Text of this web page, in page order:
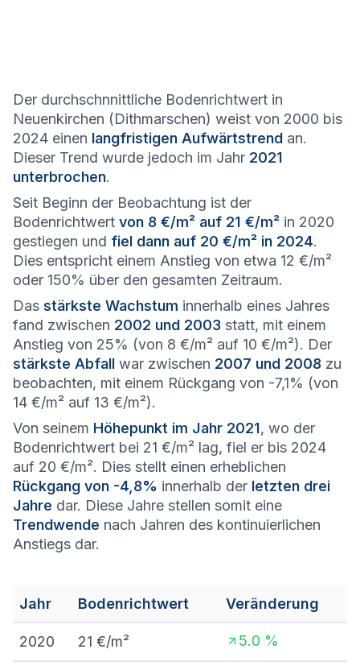
Der durchschnnittliche Bodenrichtwert in
Neuenkirchen (Dithmarschen) weist von 2000 bis
2024 einen langfristigen Aufwärtstrend an.
Dieser Trend wurde jedoch im Jahr 2021
unterbrochen.
Seit Beginn der Beobachtung ist der
Bodenrichtwert von 8 €/m² auf 21 €/m² in 2020
gestiegen und fiel dann auf 20 €/m² in 2024.
Dies entspricht einem Anstieg von etwa 12 €/m²
oder 150% über den gesamten Zeitraum.
Das stärkste Wachstum innerhalb eines Jahres
fand zwischen 2002 und 2003 statt, mit einem
Anstieg von 25% (von 8 €/m² auf 10 €/m²). Der
stärkste Abfall war zwischen 2007 und 2008 zu
beobachten, mit einem Rückgang von -7,1% (von
14 €/m² auf 13 €/m²).
Von seinem Höhepunkt im Jahr 2021, wo der
Bodenrichtwert bei 21 €/m² lag, fiel er bis 2024
auf 20 €/m². Dies stellt einen erheblichen
Rückgang von -4,8% innerhalb der letzten drei
Jahre dar. Diese Jahre stellen somit eine
Trendwende nach Jahren des kontinuierlichen
Anstiegs dar.
Jahr Bodenrichtwert Veränderung
2020 21 €/m² 5.0 %